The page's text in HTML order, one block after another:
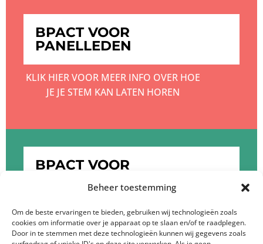
Beheer toestemming
Om de beste ervaringen te bieden, gebruiken wij technologieën zoals
cookies om informatie over je apparaat op te slaan en/of te raadplegen.
Door in te stemmen met deze technologieën kunnen wij gegevens zoals
BPACT VOOR
PANELLEDEN
KLIK HIER VOOR MEER INFO OVER HOE
JE JE STEM KAN LATEN HOREN
BPACT VOOR
KLIK HIER OM MEER TE WETEN OVER DE
DIENSTEN VAN BPACT